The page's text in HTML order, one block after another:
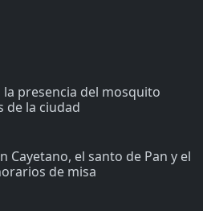
presencia del mosquito
de la ciudad
Cayetano, el santo de Pan y el
de misa